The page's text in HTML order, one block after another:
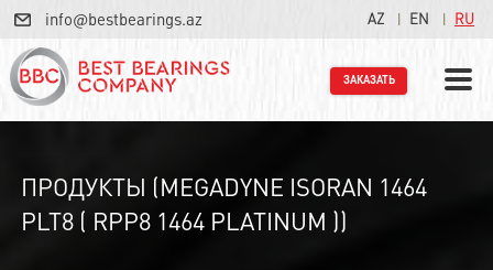
info@bestbearings.az AZ EN RU
ЗАКАЗАТЬ
ПРОДУКТЫ (MEGADYNE ISORAN 1464
PLT8 ( RPP8 1464 PLATINUM ))